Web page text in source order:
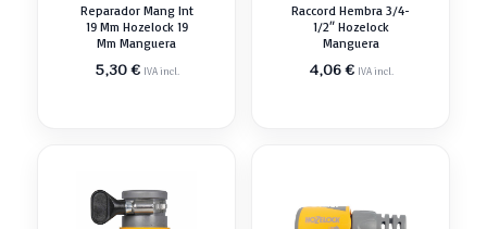
Reparador Mang Int
19 Mm Hozelock 19
Mm Manguera
5,30€ IVA incl.
Raccord Hembra 3/4-
1/2″ Hozelock
Manguera
4,06€ IVA incl.